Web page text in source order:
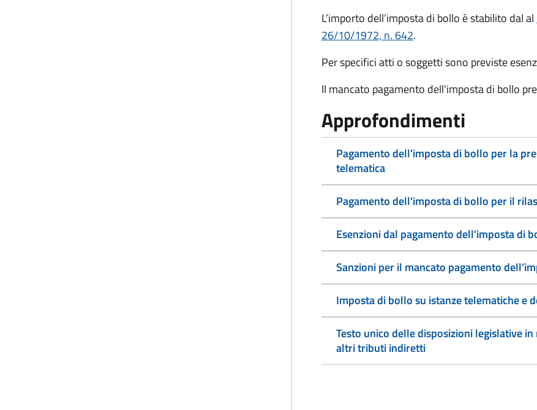
L’importo dell’imposta di bollo è stabilito dal al
26/10/1972, n. 642.
Per specifici atti o soggetti sono previste
Il mancato pagamento dell’imposta di bollo
Approfondimenti
Pagamento dell'imposta di bollo per la
telematica
Pagamento dell'imposta di bollo per il
Esenzioni dal pagamento dell'imposta di
Sanzioni per il mancato pagamento
Imposta di bollo su istanze telematiche e
Testo unico delle disposizioni legislative
altri tributi indiretti